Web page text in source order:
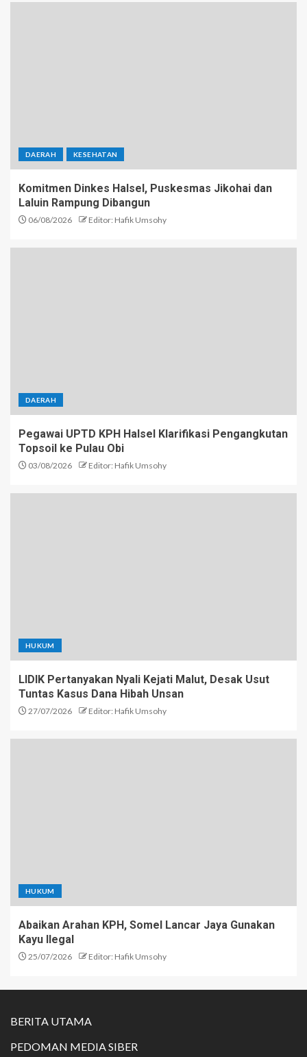
DAERAH KESEHATAN
Komitmen Dinkes Halsel, Puskesmas Jikohai dan
Laluin Rampung Dibangun
06/08/2026 Editor: Hafik Umsohy
DAERAH
Pegawai UPTD KPH Halsel Klarifikasi Pengangkutan
Topsoil ke Pulau Obi
03/08/2026 Editor: Hafik Umsohy
HUKUM
LIDIK Pertanyakan Nyali Kejati Malut, Desak Usut
Tuntas Kasus Dana Hibah Unsan
27/07/2026 Editor: Hafik Umsohy
HUKUM
Abaikan Arahan KPH, Somel Lancar Jaya Gunakan
Kayu Ilegal
25/07/2026 Editor: Hafik Umsohy
BERITA UTAMA
PEDOMAN MEDIA SIBER